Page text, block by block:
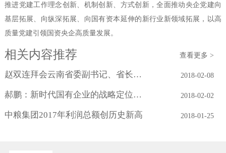
推进党建工作理念创新、机制创新、方式创新，全面推动央企党建向
基层拓展、向纵深拓展、向国有资本延伸的新行业新领域拓展，以高
质量党建引领国资央企高质量发展。
相关内容推荐 查看更多 >
赵双连拜会云南省委副书记、省长阮成发 2018-02-08
郝鹏：新时代国有企业的战略定位与历史... 2018-02-02
中粮集团2017年利润总额创历史新高 2018-01-25